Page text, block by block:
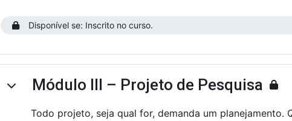
Disponível se: Inscrito no curso.
ContrairMódulo III – Projeto de Pesquisa
Todo projeto, seja qual for, demanda um planejamento.